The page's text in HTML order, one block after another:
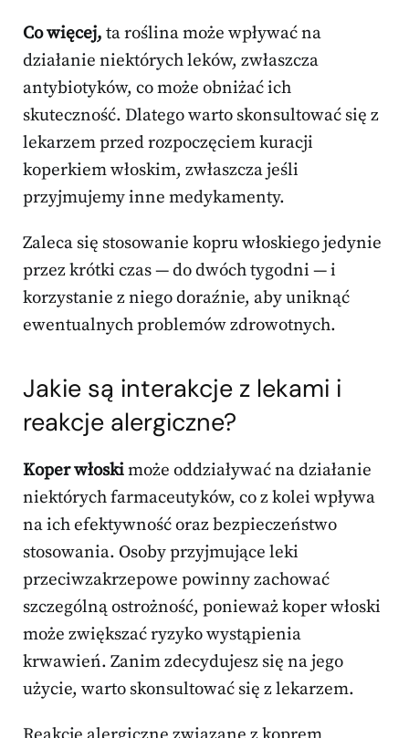
Co więcej, ta roślina może wpływać na
działanie niektórych leków, zwłaszcza
antybiotyków, co może obniżać ich
skuteczność. Dlatego warto skonsultować się z
lekarzem przed rozpoczęciem kuracji
koperkiem włoskim, zwłaszcza jeśli
przyjmujemy inne medykamenty.
Zaleca się stosowanie kopru włoskiego jedynie
przez krótki czas — do dwóch tygodni — i
korzystanie z niego doraźnie, aby uniknąć
ewentualnych problemów zdrowotnych.
Jakie są interakcje z lekami i
reakcje alergiczne?
Koper włoskimoże oddziaływać na działanie
niektórych farmaceutyków, co z kolei wpływa
na ich efektywność oraz bezpieczeństwo
stosowania. Osoby przyjmujące leki
przeciwzakrzepowe powinny zachować
szczególną ostrożność, ponieważ koper włoski
może zwiększać ryzyko wystąpienia
krwawień. Zanim zdecydujesz się na jego
użycie, warto skonsultować się z lekarzem.